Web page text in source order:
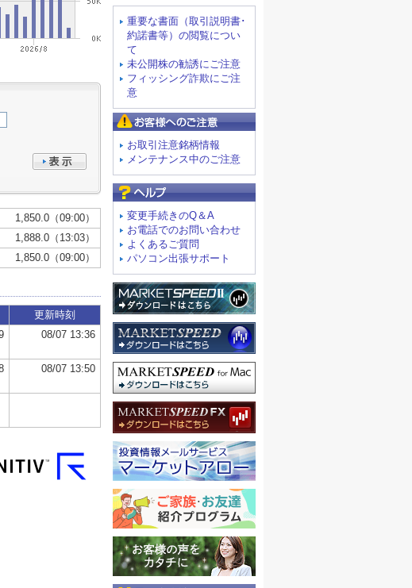
重要な書面（取引説明書･
約諾書等）の閲覧につい
て
未公開株の勧誘にご注意
フィッシング詐欺にご注
意
お取引注意銘柄情報
メンテナンス中のご注意
変更手続きのQ＆A
お電話でのお問い合わせ
よくあるご質問
パソコン出張サポート